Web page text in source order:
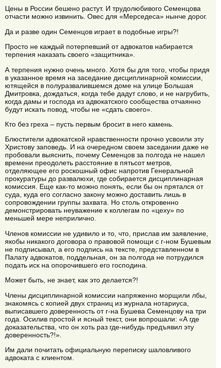
Цены в России бешено растут. И трудолюбивого Семенцова
отчасти можно извинить. Овес для «Мерседеса» нынче дорог.
Да и разве один Семенцов играет в подобные игры?!
Просто не каждый потерпевший от адвокатов набирается
терпения наказать своего «защитника».
А терпения нужно очень много. Хотя бы для того, чтобы придя
в указанное время на заседание дисциплинарной комиссии,
ютящейся в полуразвалившемся доме на улице Большая
Дмитровка, дождаться, когда тебе дадут слово, и не нагрубить,
когда дамы и господа из адвокатского сообщества отчаянно
будут искать повод, чтобы не «сдать своего».
Кто без греха – пусть первым бросит в него камень.
Блюстители адвокатской нравственности прочно усвоили эту
Христову заповедь. И на очередном своем заседании даже не
пробовали выяснить, почему Семенцов за полгода не нашел
времени преодолеть расстояние в пятьсот метров,
отделяющее его роскошный офис напротив Генеральной
прокуратуры до развалюхи, где собирается дисциплинарная
комиссия. Еще как-то можно понять, если бы он прятался от
суда, куда его согласно закону можно доставить лишь в
сопровождении группы захвата. Но столь откровенно
демонстрировать неуважение к коллегам по «цеху» по
меньшей мере неприлично.
Членов комиссии не удивило и то, что, прислав им заявление,
якобы никакого договора о правовой помощи с г-ном Бушевым
не подписывал, а его подпись на тексте, представленном в
Палату адвокатов, поддельная, он за полгода не потрудился
подать иск на опорочившего его господина.
Может быть, не знает, как это делается?!
Члены дисциплинарной комиссии напряженно морщили лбы,
знакомясь с копией двух страниц из журнала нотариуса,
выписавшего доверенность от г-на Бушева Семенцову на три
года. Осилив простой и ясный текст, они вопрошали: «А где
доказательства, что он хоть раз где-нибудь предъявил эту
доверенность?!».
Им дали почитать официальную переписку шаловливого
адвоката с клиентом.